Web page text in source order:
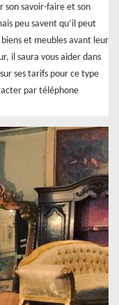
son savoir-faire et son
peu savent qu’il peut
et meubles avant leur
il saura vous aider dans
ses tarifs pour ce type
par téléphone